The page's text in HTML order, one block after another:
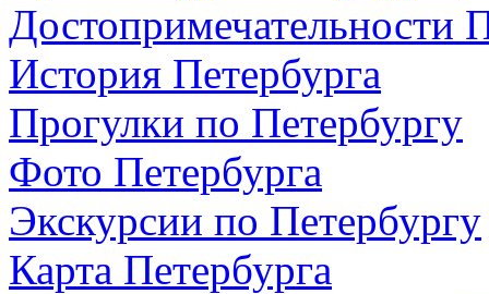
Достопримечательности
История Петербурга
Прогулки по Петербургу
Фото Петербурга
Экскурсии по Петербургу
Карта Петербурга